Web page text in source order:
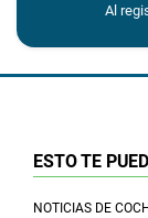
Al
ESTO TE
NOTICIAS DE